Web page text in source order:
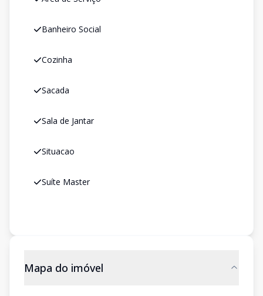
Banheiro Social
Cozinha
Sacada
Sala de Jantar
Situacao
Suíte Master
Mapa do imóvel